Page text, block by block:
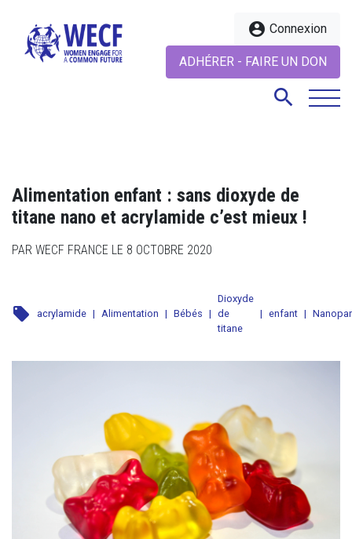
account_circle Connexion
ADHÉRER - FAIRE UN DON
search
Alimentation enfant : sans dioxyde de
titane nano et acrylamide c’est mieux !
PAR WECF FRANCE LE 8 OCTOBRE 2020
local_offer acrylamide | Alimentation | Bébés |
Dioxyde
de
titane
| enfant |